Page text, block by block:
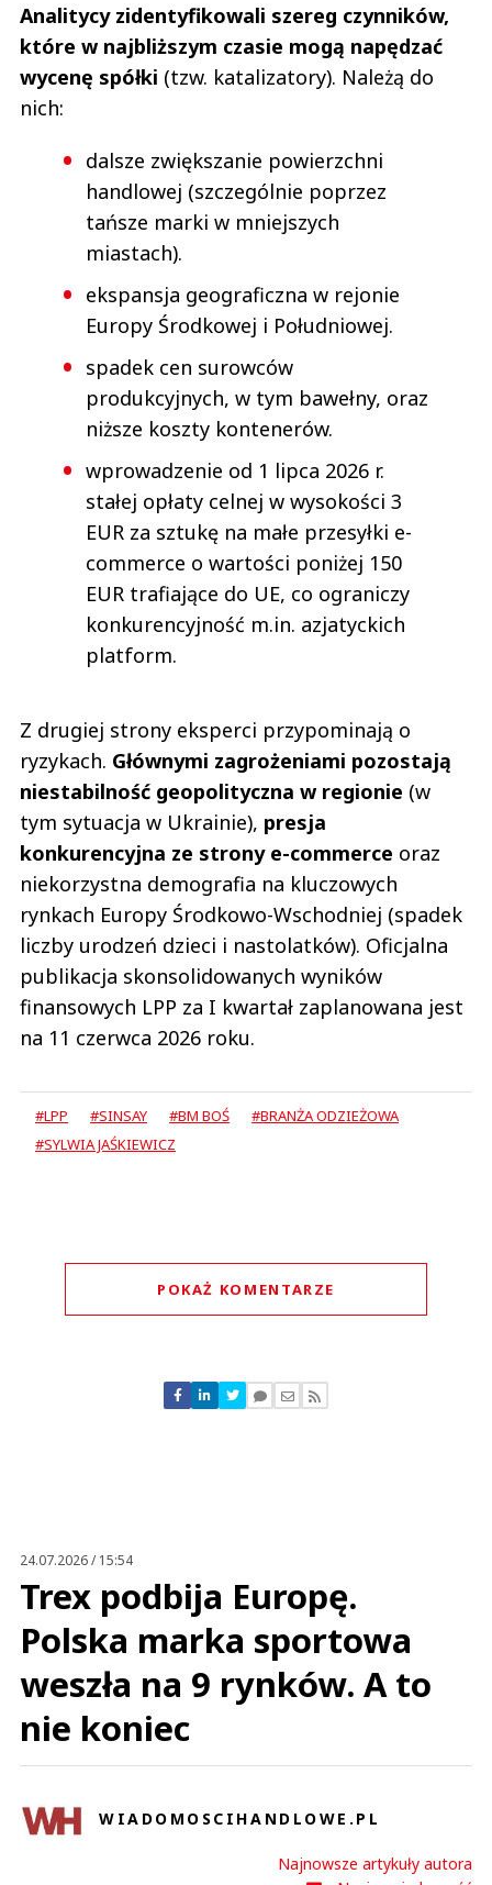
Analitycy zidentyfikowali szereg czynników,
które w najbliższym czasie mogą napędzać
wycenę spółki (tzw. katalizatory). Należą do
nich:
dalsze zwiększanie powierzchni
handlowej (szczególnie poprzez
tańsze marki w mniejszych
miastach).
ekspansja geograficzna w rejonie
Europy Środkowej i Południowej.
spadek cen surowców
produkcyjnych, w tym bawełny, oraz
niższe koszty kontenerów.
wprowadzenie od 1 lipca 2026 r.
stałej opłaty celnej w wysokości 3
EUR za sztukę na małe przesyłki e-
commerce o wartości poniżej 150
EUR trafiające do UE, co ograniczy
konkurencyjność m.in. azjatyckich
platform.
Z drugiej strony eksperci przypominają o
ryzykach. Głównymi zagrożeniami pozostają
niestabilność geopolityczna w regionie (w
tym sytuacja w Ukrainie), presja
konkurencyjna ze strony e-commerce oraz
niekorzystna demografia na kluczowych
rynkach Europy Środkowo-Wschodniej (spadek
liczby urodzeń dzieci i nastolatków). Oficjalna
publikacja skonsolidowanych wyników
finansowych LPP za I kwartał zaplanowana jest
na 11 czerwca 2026 roku.
#LPP #SINSAY #BM BOŚ
#BRANŻA ODZIEŻOWA
#SYLWIA JAŚKIEWICZ
POKAŻ KOMENTARZE
Nie znaleziono komentarzy
Zostaw swoje komentarze
24.07.2026 / 15:54
Trex podbija Europę.
Polska marka sportowa
weszła na 9 rynków. A to
nie koniec
WIADOMOSCIHANDLOWE.PL
Najnowsze artykuły autora